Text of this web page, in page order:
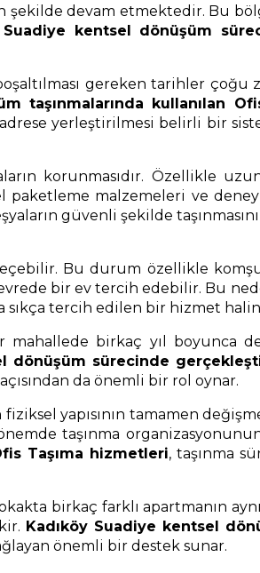
devam etmektedir. Bu
Suadiye kentsel dönüşüm
gereken tarihler çoğu
taşınmalarında kullanılan
adrese yerleştirilmesi belirli bir
korunmasıdır. Özellikle
paketleme malzemeleri ve
güvenli şekilde
Bu durum özellikle
bir ev tercih edebilir. Bu
sıkça tercih edilen bir hizmet
birkaç yıl boyunca
dönüşüm sürecinde
da önemli bir rol oynar.
yapısının tamamen
taşınma
Taşıma hizmetleri, taşınma
birkaç farklı apartmanın
Kadıköy Suadiye kentsel
önemli bir destek sunar.